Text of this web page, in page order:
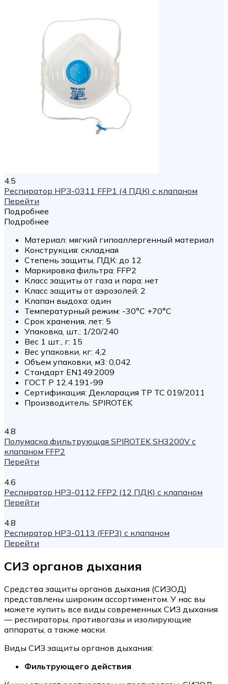
4.5
Респиратор НРЗ-0311 FFP1 (4 ПДК) с клапаном
Перейти
Подробнее
Подробнее
Материал: мягкий гипоаллергенный материал
Конструкция: складная
Степень защиты, ПДК: до 12
Маркировка фильтра: FFP2
Класс защиты от газа и пара: нет
Класс защиты от аэрозолей: 2
Клапан выдоха: один
Температурный режим: -30°С +70°С
Срок хранения, лет: 5
Упаковка, шт.: 1/20/240
Вес 1 шт., г: 15
Вес упаковки, кг: 4,2
Объем упаковки, м3: 0,042
Стандарт EN149:2009
ГОСТ P 12.4.191-99
Сертификация: Декларация ТР ТС 019/2011
Производитель: SPIROTEK
4.8
Полумаска фильтрующая SPIROTEK SH3200V с
клапаном FFP2
Перейти
4.6
Респиратор НРЗ-0112 FFP2 (12 ПДК) с клапаном
Перейти
4.8
Респиратор НРЗ-0113 (FFP3) с клапаном
Перейти
СИЗ органов дыхания
Средства защиты органов дыхания (СИЗОД)
представлены широким ассортиментом. У нас вы
можете купить все виды современных СИЗ дыхания
— респираторы, противогазы и изолирующие
аппараты, а также маски.
Виды СИЗ защиты органов дыхания:
Фильтрующего действия